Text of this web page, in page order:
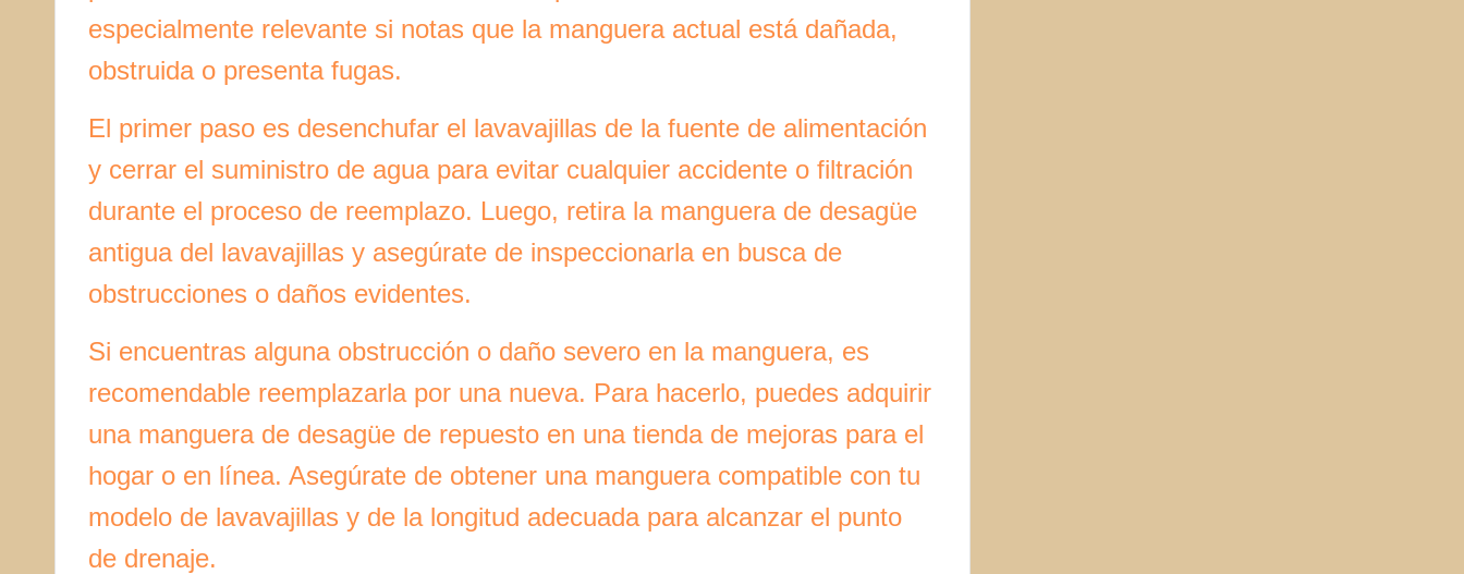
especialmente relevante si notas que la manguera actual está dañada,
obstruida o presenta fugas.
El primer paso es desenchufar el lavavajillas de la fuente de alimentación
y cerrar el suministro de agua para evitar cualquier accidente o filtración
durante el proceso de reemplazo. Luego, retira la manguera de desagüe
antigua del lavavajillas y asegúrate de inspeccionarla en busca de
obstrucciones o daños evidentes.
Si encuentras alguna obstrucción o daño severo en la manguera, es
recomendable reemplazarla por una nueva. Para hacerlo, puedes adquirir
una manguera de desagüe de repuesto en una tienda de mejoras para el
hogar o en línea. Asegúrate de obtener una manguera compatible con tu
modelo de lavavajillas y de la longitud adecuada para alcanzar el punto
de drenaje.